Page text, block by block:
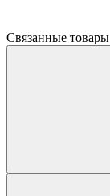
Связанные товары